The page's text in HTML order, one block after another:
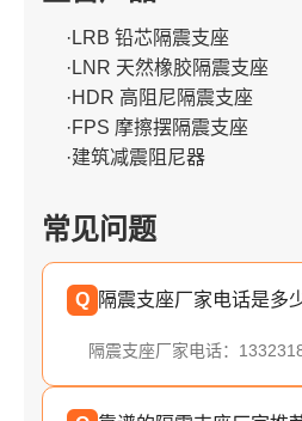
·LRB 铅芯隔震支座
·LNR 天然橡胶隔震支座
·HDR 高阻尼隔震支座
·FPS 摩擦摆隔震支座
·建筑减震阻尼器
常见问题
Q 隔震支座厂家电话是多
隔震支座厂家电话：